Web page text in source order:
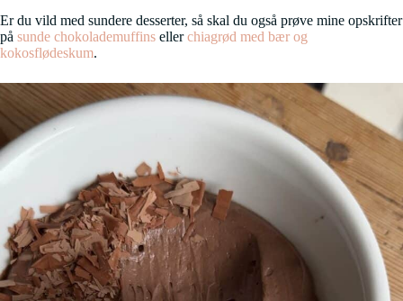
Er du vild med sundere desserter, så skal du også prøve mine opskrifter
på sunde chokolademuffins ellerchiagrød med bær og
kokosflødeskum.